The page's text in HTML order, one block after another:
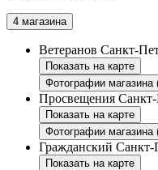
4 магазина
Ветеранов Санкт-
Показать на карте
Фотографии магазина
Просвещения Санкт-
Показать на карте
Фотографии магазина
Гражданский Санкт-
Показать на карте